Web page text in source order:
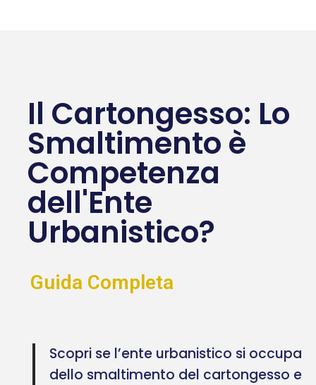
Il Cartongesso: Lo
Smaltimento è
Competenza
dell'Ente
Urbanistico?
Guida Completa
Scopri se l’ente urbanistico si occupa
dello smaltimento del cartongesso e